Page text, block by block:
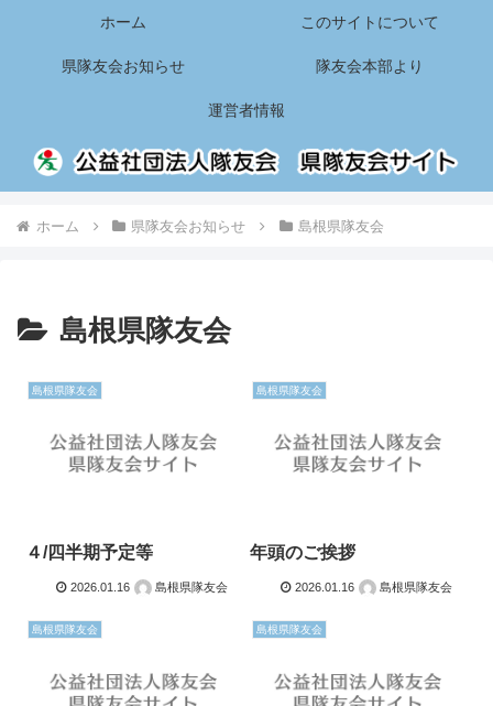
ホーム このサイトについて
県隊友会お知らせ 隊友会本部より
運営者情報
ホーム 県隊友会お知らせ 島根県隊友会
島根県隊友会
島根県隊友会
４/四半期予定等
2026.01.16 島根県隊友会
島根県隊友会
年頭のご挨拶
2026.01.16 島根県隊友会
島根県隊友会 島根県隊友会